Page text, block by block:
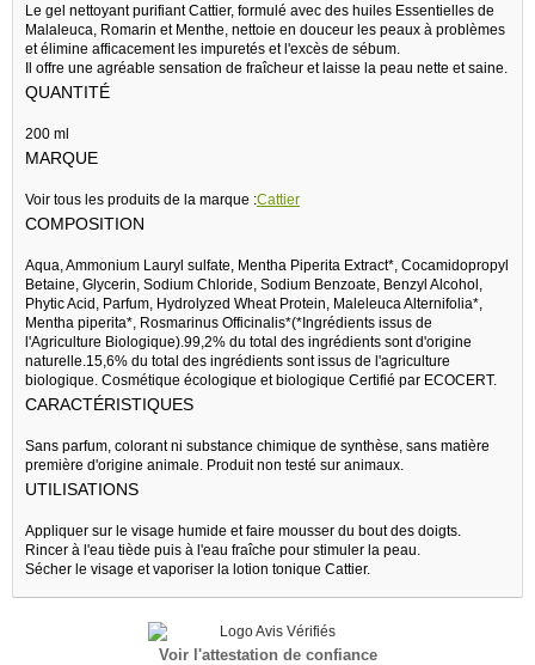
Le gel nettoyant purifiant Cattier, formulé avec des huiles Essentielles de
Malaleuca, Romarin et Menthe, nettoie en douceur les peaux à problèmes
et élimine afficacement les impuretés et l'excès de sébum.
Il offre une agréable sensation de fraîcheur et laisse la peau nette et saine.
QUANTITÉ
200 ml
MARQUE
Voir tous les produits de la marque :Cattier
COMPOSITION
Aqua, Ammonium Lauryl sulfate, Mentha Piperita Extract*, Cocamidopropyl
Betaine, Glycerin, Sodium Chloride, Sodium Benzoate, Benzyl Alcohol,
Phytic Acid, Parfum, Hydrolyzed Wheat Protein, Maleleuca Alternifolia*,
Mentha piperita*, Rosmarinus Officinalis*(*Ingrédients issus de
l'Agriculture Biologique).99,2% du total des ingrédients sont d'origine
naturelle.15,6% du total des ingrédients sont issus de l'agriculture
biologique. Cosmétique écologique et biologique Certifié par ECOCERT.
CARACTÉRISTIQUES
Sans parfum, colorant ni substance chimique de synthèse, sans matière
première d'origine animale. Produit non testé sur animaux.
UTILISATIONS
Appliquer sur le visage humide et faire mousser du bout des doigts.
Rincer à l'eau tiède puis à l'eau fraîche pour stimuler la peau.
Sécher le visage et vaporiser la lotion tonique Cattier.
Voir l'attestation de confiance